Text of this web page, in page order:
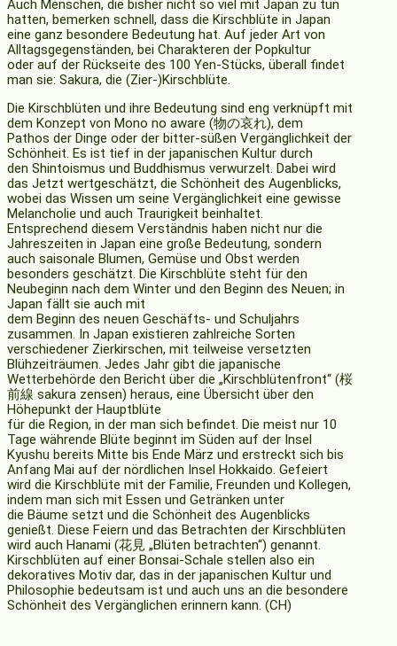
Auch Menschen, die bisher nicht so viel mit Japan zu tun
hatten, bemerken schnell, dass die Kirschblüte in Japan
eine ganz besondere Bedeutung hat. Auf jeder Art von
Alltagsgegenständen, bei Charakteren der Popkultur
oder auf der Rückseite des 100 Yen-Stücks, überall findet
man sie: Sakura, die (Zier-)Kirschblüte.
Die Kirschblüten und ihre Bedeutung sind eng verknüpft mit
dem Konzept von Mono no aware (物の哀れ), dem
Pathos der Dinge oder der bitter-süßen Vergänglichkeit der
Schönheit. Es ist tief in der japanischen Kultur durch
den Shintoismus und Buddhismus verwurzelt. Dabei wird
das Jetzt wertgeschätzt, die Schönheit des Augenblicks,
wobei das Wissen um seine Vergänglichkeit eine gewisse
Melancholie und auch Traurigkeit beinhaltet.
Entsprechend diesem Verständnis haben nicht nur die
Jahreszeiten in Japan eine große Bedeutung, sondern
auch saisonale Blumen, Gemüse und Obst werden
besonders geschätzt. Die Kirschblüte steht für den
Neubeginn nach dem Winter und den Beginn des Neuen; in
Japan fällt sie auch mit
dem Beginn des neuen Geschäfts- und Schuljahrs
zusammen. In Japan existieren zahlreiche Sorten
verschiedener Zierkirschen, mit teilweise versetzten
Blühzeiträumen. Jedes Jahr gibt die japanische
Wetterbehörde den Bericht über die „Kirschblütenfront“ (桜
前線 sakura zensen) heraus, eine Übersicht über den
Höhepunkt der Hauptblüte
für die Region, in der man sich befindet. Die meist nur 10
Tage währende Blüte beginnt im Süden auf der Insel
Kyushu bereits Mitte bis Ende März und erstreckt sich bis
Anfang Mai auf der nördlichen Insel Hokkaido. Gefeiert
wird die Kirschblüte mit der Familie, Freunden und Kollegen,
indem man sich mit Essen und Getränken unter
die Bäume setzt und die Schönheit des Augenblicks
genießt. Diese Feiern und das Betrachten der Kirschblüten
wird auch Hanami (花見 „Blüten betrachten“) genannt.
Kirschblüten auf einer Bonsai-Schale stellen also ein
dekoratives Motiv dar, das in der japanischen Kultur und
Philosophie bedeutsam ist und auch uns an die besondere
Schönheit des Vergänglichen erinnern kann. (CH)